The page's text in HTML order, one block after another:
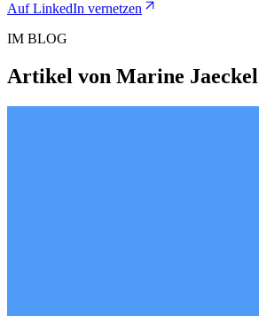
Auf LinkedIn vernetzen
IM BLOG
Artikel von Marine Jaeckel